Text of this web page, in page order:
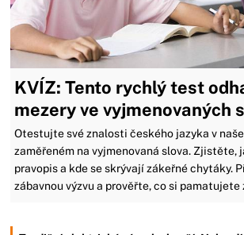
KVÍZ: Tento rychlý test
mezery ve vyjmenovaných
Otestujte své znalosti českého jazyka v
zaměřeném na vyjmenovaná slova. Zjistěte,
pravopis a kde se skrývají zákeřné chytáky.
zábavnou výzvu a prověřte, co si